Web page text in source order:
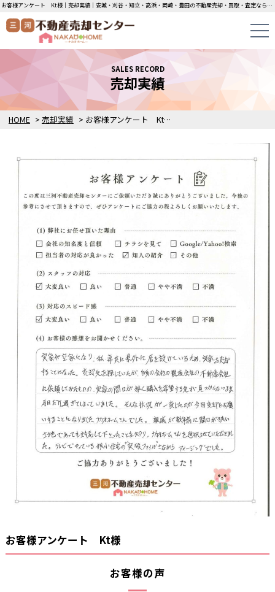
お客様アンケート Kt様｜売却実績｜安城・刈谷・知立・高浜・岡崎・豊田の不動産売却・買取・査定なら三河不動産売却センターにお任せください！土地・中古一戸建ての即日無料査定・即金買取を行っています！
HOME > 売却実績 > お客様アンケート Kt様
SALES RECORD
売却実績
お客様アンケート Kt様
お客様の声